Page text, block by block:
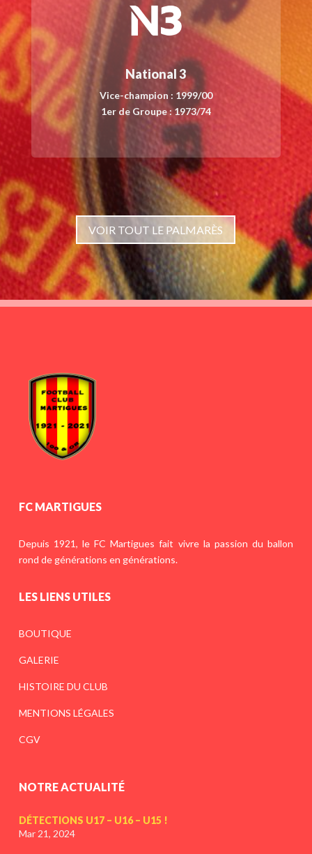
National 3
Vice-champion : 1999/00
1er de Groupe : 1973/74
VOIR TOUT LE PALMARÈS
FC MARTIGUES
Depuis 1921, le FC Martigues fait vivre la passion du ballon
rond de générations en générations.
LES LIENS UTILES
BOUTIQUE
GALERIE
HISTOIRE DU CLUB
MENTIONS LÉGALES
CGV
NOTRE ACTUALITÉ
DÉTECTIONS U17 – U16 – U15 !
Mar 21, 2024